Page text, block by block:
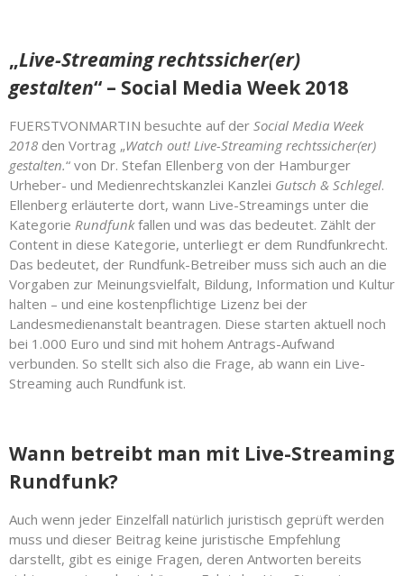
„Live-Streaming rechtssicher(er)
gestalten“ – Social Media Week 2018
FUERSTVONMARTIN besuchte auf der Social Media Week
2018 den Vortrag „Watch out! Live-Streaming rechtssicher(er)
gestalten.“ von Dr. Stefan Ellenberg von der Hamburger
Urheber- und Medienrechtskanzlei Kanzlei Gutsch & Schlegel.
Ellenberg erläuterte dort, wann Live-Streamings unter die
Kategorie Rundfunkfallen und was das bedeutet. Zählt der
Content in diese Kategorie, unterliegt er dem Rundfunkrecht.
Das bedeutet, der Rundfunk-Betreiber muss sich auch an die
Vorgaben zur Meinungsvielfalt, Bildung, Information und Kultur
halten – und eine kostenpflichtige Lizenz bei der
Landesmedienanstalt beantragen. Diese starten aktuell noch
bei 1.000 Euro und sind mit hohem Antrags-Aufwand
verbunden. So stellt sich also die Frage, ab wann ein Live-
Streaming auch Rundfunk ist.
Wann betreibt man mit Live-Streaming
Rundfunk?
Auch wenn jeder Einzelfall natürlich juristisch geprüft werden
muss und dieser Beitrag keine juristische Empfehlung
darstellt, gibt es einige Fragen, deren Antworten bereits